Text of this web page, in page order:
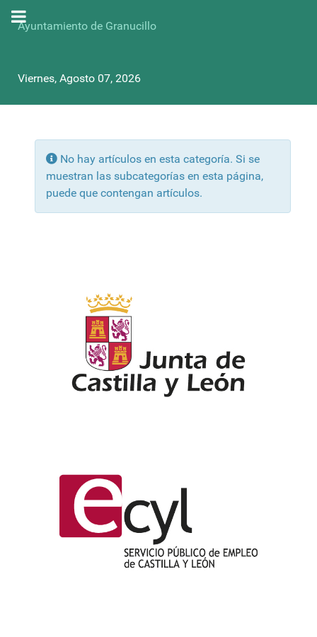
Ayuntamiento de Granucillo
Viernes, Agosto 07, 2026
Info
No hay artículos en esta categoría. Si se
muestran las subcategorías en esta página,
puede que contengan artículos.